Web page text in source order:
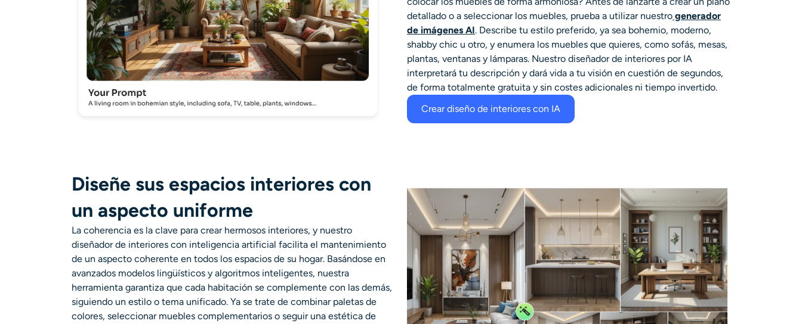
detallado o a seleccionar los muebles, prueba a utilizar nuestro generador
de imágenes AI. Describe tu estilo preferido, ya sea bohemio, moderno,
shabby chic u otro, y enumera los muebles que quieres, como sofás, mesas,
plantas, ventanas y lámparas. Nuestro diseñador de interiores por IA
interpretará tu descripción y dará vida a tu visión en cuestión de segundos,
de forma totalmente gratuita y sin costes adicionales ni tiempo invertido.
Crear diseño de interiores con IA
Diseñe sus espacios interiores con
un aspecto uniforme
La coherencia es la clave para crear hermosos interiores, y nuestro
diseñador de interiores con inteligencia artificial facilita el mantenimiento
de un aspecto coherente en todos los espacios de su hogar. Basándose en
avanzados modelos lingüísticos y algoritmos inteligentes, nuestra
herramienta garantiza que cada habitación se complemente con las demás,
siguiendo un estilo o tema unificado. Ya se trate de combinar paletas de
colores, seleccionar muebles complementarios o seguir una estética de